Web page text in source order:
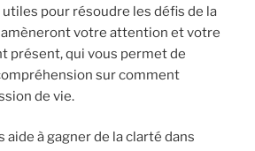
pour résoudre les défis de la
amèneront votre attention et votre
présent, qui vous permet de
sur comment
de vie.
aide à gagner de la clarté dans